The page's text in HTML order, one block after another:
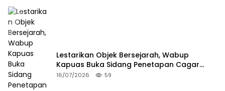
Lestarikan Objek Bersejarah, Wabup
Kapuas Buka Sidang Penetapan Cagar
Budaya 2026
16/07/2026 59